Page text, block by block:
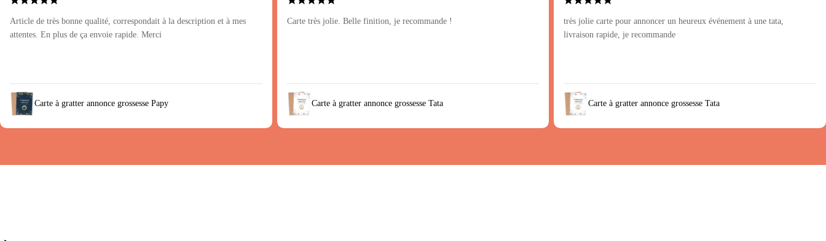
Article de très bonne qualité, correspondait à la description et à mes
attentes. En plus de ça envoie rapide. Merci
Carte à gratter annonce grossesse Papy
Carte très jolie. Belle finition, je recommande !
Carte à gratter annonce grossesse Tata
très jolie carte pour annoncer un heureux événement à une tata,
livraison rapide, je recommande
Carte à gratter annonce grossesse Tata